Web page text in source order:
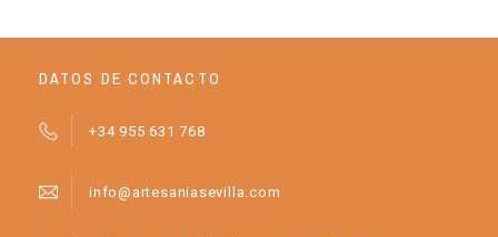
DATOS DE CONTACTO
+34 955 631 768
info@artesaniasevilla.com